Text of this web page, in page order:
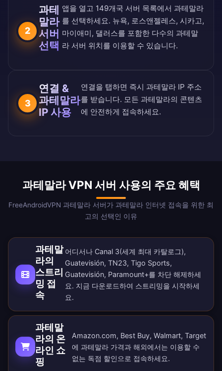
2
과테
말라
서버
선택
앱을 열고 149개국 서버 목록에서 과테말라
를 선택하세요. 뉴욕, 로스앤젤레스, 시카고,
마이애미, 댈러스를 포함한 다수의 과테말
라 서버 위치를 이용할 수 있습니다.
3
연결 &
과테말라
IP 사용
연결을 탭하면 즉시 과테말라 IP 주소
를 받습니다. 모든 과테말라의 콘텐츠
에 안전하게 접속하세요.
과테말라 VPN 서버 사용의 주요 혜택
FreeAndroidVPN 과테말라 서버가 과테말라 인터넷 접속을 위한 최
고의 선택인 이유
과테말
라의
스트리
밍 접
속
어디서나 Canal 3(세계 최대 카탈로그),
Guatevisión, TN23, Tigo Sports,
Guatevisión, Paramount+를 차단 해제하세
요. 지금 다운로드하여 스트리밍을 시작하세
요.
과테말
라의 온
라인 쇼
핑
Amazon.com, Best Buy, Walmart, Target
에 과테말라 가격과 해외에서는 이용할 수
없는 독점 할인으로 접속하세요.